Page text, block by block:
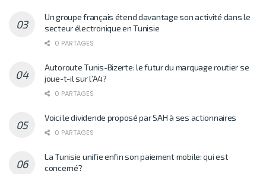
Un groupe français étend davantage son activité dans le
secteur électronique en Tunisie
0 PARTAGES
Autoroute Tunis-Bizerte: le futur du marquage routier se
joue-t-il sur l’A4?
0 PARTAGES
Voici le dividende proposé par SAH à ses actionnaires
0 PARTAGES
La Tunisie unifie enfin son paiement mobile: qui est
concerné?